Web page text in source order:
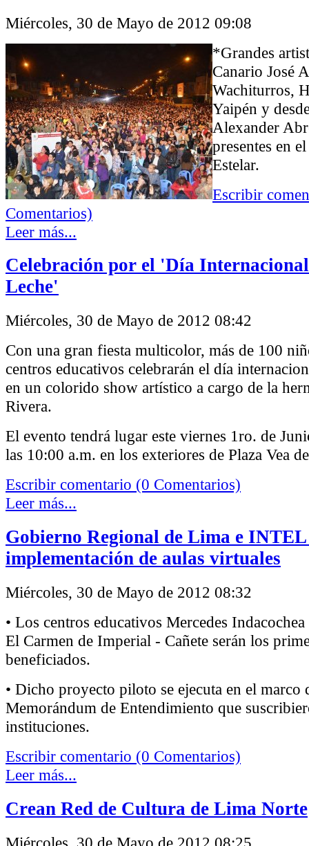
Miércoles, 30 de Mayo de 2012 09:08
*Grandes
Canario José
Wachiturros,
Yaipén y
Alexander
presentes en
Estelar.
Escribir
Comentarios)
Leer más...
Celebración por el 'Día
Leche'
Miércoles, 30 de Mayo de 2012 08:42
Con una gran fiesta multicolor, más de 100
centros educativos celebrarán el día
en un colorido show artístico a cargo de la
Rivera.
El evento tendrá lugar este viernes 1ro. de
las 10:00 a.m. en los exteriores de Plaza Vea
Escribir comentario (0 Comentarios)
Leer más...
Gobierno Regional de Lima e
implementación de aulas virtuales
Miércoles, 30 de Mayo de 2012 08:32
• Los centros educativos Mercedes
El Carmen de Imperial - Cañete serán los
beneficiados.
• Dicho proyecto piloto se ejecuta en el marco
Memorándum de Entendimiento que
instituciones.
Escribir comentario (0 Comentarios)
Leer más...
Crean Red de Cultura de Lima Norte